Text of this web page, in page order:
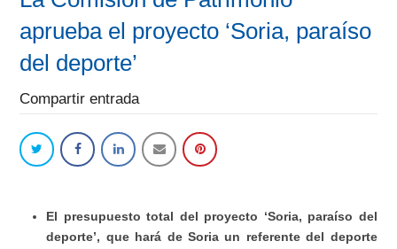
aprueba el proyecto ‘Soria, paraíso
del deporte’
Compartir entrada
El presupuesto total del proyecto ‘Soria, paraíso del
deporte’, que hará de Soria un referente del deporte